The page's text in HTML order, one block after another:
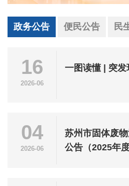
政务公告 便民公告 民
16
2026-06
一图读懂 | 突
04
2026-06
苏州市固体废
公告（2025年度